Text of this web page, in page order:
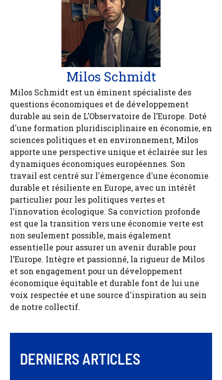
Milos Schmidt
Milos Schmidt est un éminent spécialiste des
questions économiques et de développement
durable au sein de L’Observatoire de l’Europe. Doté
d'une formation pluridisciplinaire en économie, en
sciences politiques et en environnement, Milos
apporte une perspective unique et éclairée sur les
dynamiques économiques européennes. Son
travail est centré sur l'émergence d'une économie
durable et résiliente en Europe, avec un intérêt
particulier pour les politiques vertes et
l’innovation écologique. Sa conviction profonde
est que la transition vers une économie verte est
non seulement possible, mais également
essentielle pour assurer un avenir durable pour
l’Europe. Intègre et passionné, la rigueur de Milos
et son engagement pour un développement
économique équitable et durable font de lui une
voix respectée et une source d'inspiration au sein
de notre collectif.
DERNIERS ARTICLES